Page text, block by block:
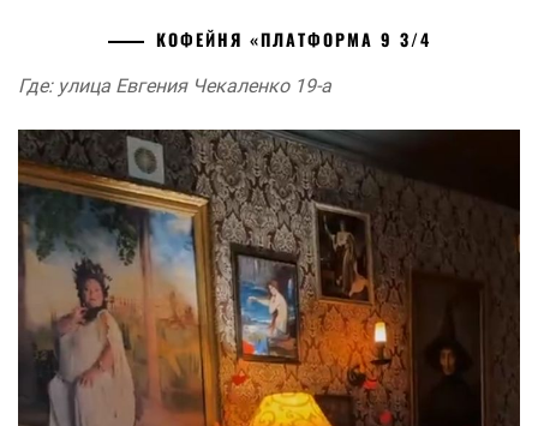
КОФЕЙНЯ «ПЛАТФОРМА 9 3/4
Где: улица Евгения Чекаленко 19-а